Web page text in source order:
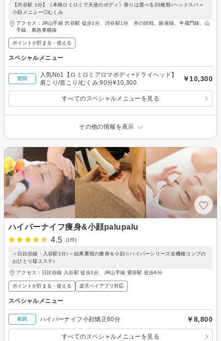
【渋谷駅 1分】《本格ロミロミで天使のボディ》香りは選べる20種類♪ヘッドスパ＋
小顔メニュー◎むくみ
アクセス：JR山手線 渋谷駅 徒歩1分、渋谷駅1分 井の頭戦、銀座線、半蔵門線、山
手線、東急東横線
ポイントが貯まる・使える
スペシャルメニュー
初回
人気No1【ロミロミアロマボディ+ドライヘッド】
肩こり/首こり/むくみ:90分¥10,300
￥10,300
すべてのスペシャルメニューを見る
その他の情報を表示
ハイパーナイフ痩身&小顔palupalu
4.5
(1件)
＜日比谷線・入谷駅1分♪＞結果重視の痩身＆小顔☆ハイパーシリーズ全機種コンプの
おひとり様エステ♪
アクセス：日比谷線 入谷駅 徒歩1分、JR山手線 鶯谷駅 徒歩6分
ポイントが貯まる・使える 楽天ペイアプリ対応
スペシャルメニュー
初回 ハイパーナイフ小顔矯正60分 ￥8,800
すべてのスペシャルメニューを見る